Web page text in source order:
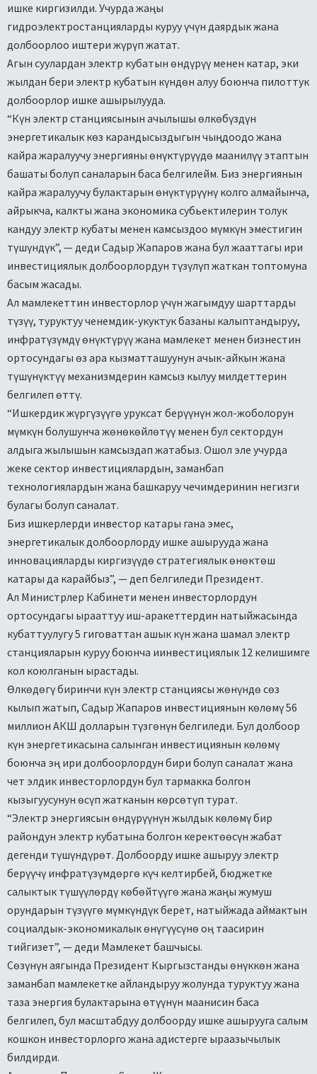
ишке киргизилди. Учурда жаңы
гидроэлектростанцияларды куруу үчүн даярдык жана
долбоорлоо иштери жүрүп жатат.
Агын суулардан электр кубатын өндүрүү менен катар, эки
жылдан бери электр кубатын күндөн алуу боюнча пилоттук
долбоорлор ишке ашырылууда.
“Күн электр станциясынын ачылышы өлкөбүздүн
энергетикалык көз карандысыздыгын чыңдоодо жана
кайра жаралуучу энергияны өнүктүрүүдө маанилүү этаптын
башаты болуп саналарын баса белгилейм. Биз энергиянын
кайра жаралуучу булактарын өнүктүрүүнү колго алмайынча,
айрыкча, калкты жана экономика субьектилерин толук
кандуу электр кубаты менен камсыздоо мүмкүн эместигин
түшүндүк”, — деди Садыр Жапаров жана бул жааттагы ири
инвестициялык долбоорлордун түзүлүп жаткан топтомуна
басым жасады.
Ал мамлекеттин инвесторлор үчүн жагымдуу шарттарды
түзүү, туруктуу ченемдик-укуктук базаны калыптандыруу,
инфратүзүмдү өнүктүрүү жана мамлекет менен бизнестин
ортосундагы өз ара кызматташуунун ачык-айкын жана
түшүнүктүү механизмдерин камсыз кылуу милдеттерин
белгилеп өттү.
“Ишкердик жүргүзүүгө уруксат берүүнүн жол-жоболорун
мүмкүн болушунча жөнөкөйлөтүү менен бул сектордун
алдыга жылышын камсыздап жатабыз. Ошол эле учурда
жеке сектор инвестициялардын, заманбап
технологиялардын жана башкаруу чечимдеринин негизги
булагы болуп саналат.
Биз ишкерлерди инвестор катары гана эмес,
энергетикалык долбоорлорду ишке ашырууда жана
инновацияларды киргизүүдө стратегиялык өнөктөш
катары да карайбыз”, — деп белгиледи Президент.
Ал Министрлер Кабинети менен инвесторлордун
ортосундагы ырааттуу иш-аракеттердин натыйжасында
кубаттуулугу 5 гиговаттан ашык күн жана шамал электр
станцияларын куруу боюнча иинвестициялык 12 келишимге
кол коюлганын ырастады.
Өлкөдөгү биринчи күн электр станциясы жөнүндө сөз
кылып жатып, Садыр Жапаров инвестициянын көлөмү 56
миллион АКШ долларын түзгөнүн белгиледи. Бул долбоор
күн энергетикасына салынган инвестициянын көлөмү
боюнча эң ири долбоорлордун бири болуп саналат жана
чет элдик инвесторлордун бул тармакка болгон
кызыгуусунун өсүп жатканын көрсөтүп турат.
“Электр энергиясын өндүрүүнүн жылдык көлөмү бир
райондун электр кубатына болгон керектөөсүн жабат
дегенди түшүндүрөт. Долбоорду ишке ашыруу электр
берүүчү инфратүзүмдөргө күч келтирбей, бюджетке
салыктык түшүүлөрдү көбөйтүүгө жана жаңы жумуш
орундарын түзүүгө мүмкүндүк берет, натыйжада аймактын
социалдык-экономикалык өнүгүүсүнө оң таасирин
тийгизет”, — деди Мамлекет башчысы.
Сөзүнүн аягында Президент Кыргызстанды өнүккөн жана
заманбап мамлекетке айландыруу жолунда туруктуу жана
таза энергия булактарына өтүүнүн маанисин баса
белгилеп, бул масштабдуу долбоорду ишке ашырууга салым
кошкон инвесторлорго жана адистерге ыраазычылык
билдирди.